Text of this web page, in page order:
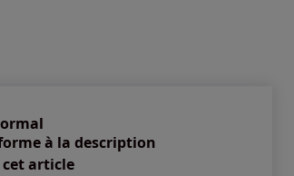
à la description
cet article